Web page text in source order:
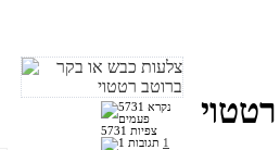
5731 צפיות
1